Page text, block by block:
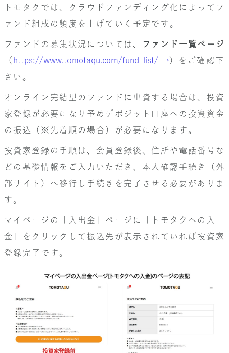
トモタクでは、クラウドファンディング化によってフ
ァンド組成の頻度を上げていく予定です。
ファンドの募集状況については、
ファンド一覧ページ
（ https://www.tomotaqu.com/fund_list/ →）をご確認下
さい。
オンライン完結型のファンドに出資する場合は、投資
家登録が必要になり予めデポジット口座への投資資金
の振込（※先着順の場合）が必要になります。
投資家登録の手順は、会員登録後、住所や電話番号な
どの基礎情報をご入力いただき、本人確認手続き（外
部サイト）へ移行し手続きを完了させる必要がありま
す。
マイページの「入出金」ページに「トモタクへの入
金」をクリックして振込先が表示されていれば投資家
登録完了です。